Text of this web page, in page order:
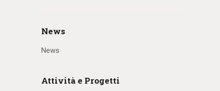
News
News
Attività e Progetti